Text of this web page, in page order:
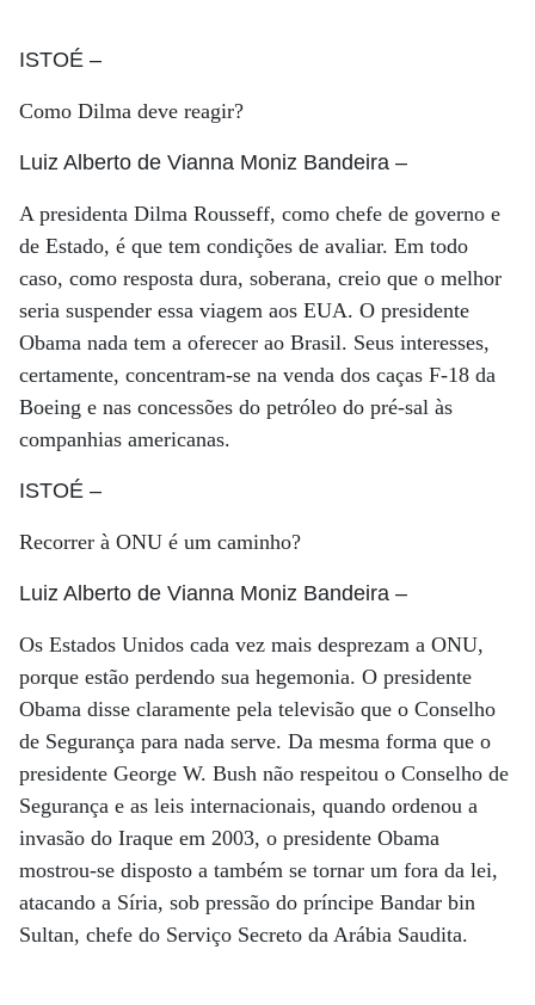
ISTOÉ –
Como Dilma deve reagir?
Luiz Alberto de Vianna Moniz Bandeira –
A presidenta Dilma Rousseff, como chefe de governo e
de Estado, é que tem condições de avaliar. Em todo
caso, como resposta dura, soberana, creio que o melhor
seria suspender essa viagem aos EUA. O presidente
Obama nada tem a oferecer ao Brasil. Seus interesses,
certamente, concentram-se na venda dos caças F-18 da
Boeing e nas concessões do petróleo do pré-sal às
companhias americanas.
ISTOÉ –
Recorrer à ONU é um caminho?
Luiz Alberto de Vianna Moniz Bandeira –
Os Estados Unidos cada vez mais desprezam a ONU,
porque estão perdendo sua hegemonia. O presidente
Obama disse claramente pela televisão que o Conselho
de Segurança para nada serve. Da mesma forma que o
presidente George W. Bush não respeitou o Conselho de
Segurança e as leis internacionais, quando ordenou a
invasão do Iraque em 2003, o presidente Obama
mostrou-se disposto a também se tornar um fora da lei,
atacando a Síria, sob pressão do príncipe Bandar bin
Sultan, chefe do Serviço Secreto da Arábia Saudita.